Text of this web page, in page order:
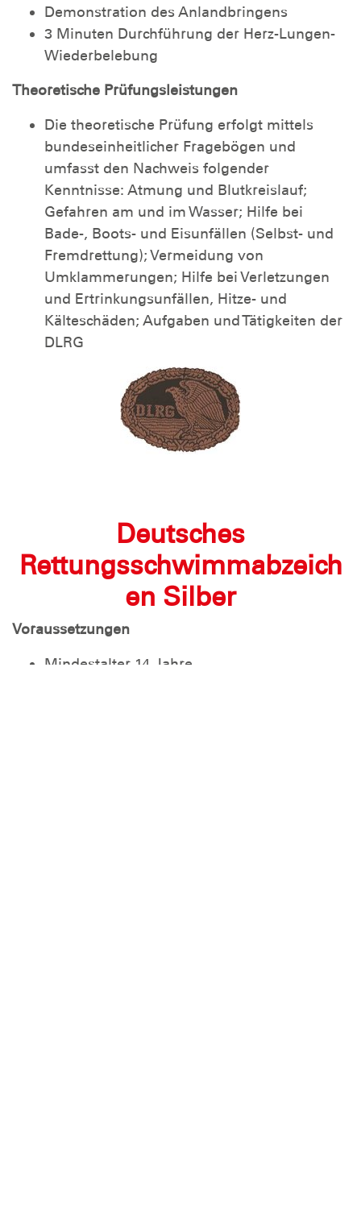
Demonstration des Anlandbringens
3 Minuten Durchführung der Herz-Lungen-
Wiederbelebung
Theoretische Prüfungsleistungen
Die theoretische Prüfung erfolgt mittels
bundeseinheitlicher Fragebögen und
umfasst den Nachweis folgender
Kenntnisse: Atmung und Blutkreislauf;
Gefahren am und im Wasser; Hilfe bei
Bade-, Boots- und Eisunfällen (Selbst- und
Fremdrettung); Vermeidung von
Umklammerungen; Hilfe bei Verletzungen
und Ertrinkungsunfällen, Hitze- und
Kälteschäden; Aufgaben und Tätigkeiten der
DLRG
Deutsches
Rettungsschwimmabzeich
en Silber
Voraussetzungen
Mindestalter 14 Jahre